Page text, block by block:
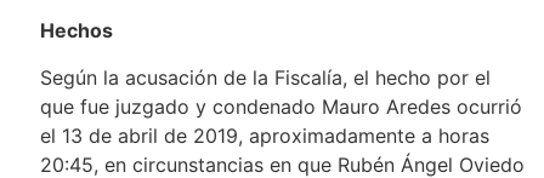
Hechos
Según la acusación de la Fiscalía, el hecho por el
que fue juzgado y condenado Mauro Aredes ocurrió
el 13 de abril de 2019, aproximadamente a horas
20:45, en circunstancias en que Rubén Ángel Oviedo